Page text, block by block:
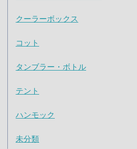
クーラーボックス
コット
タンブラー・ボトル
テント
ハンモック
未分類